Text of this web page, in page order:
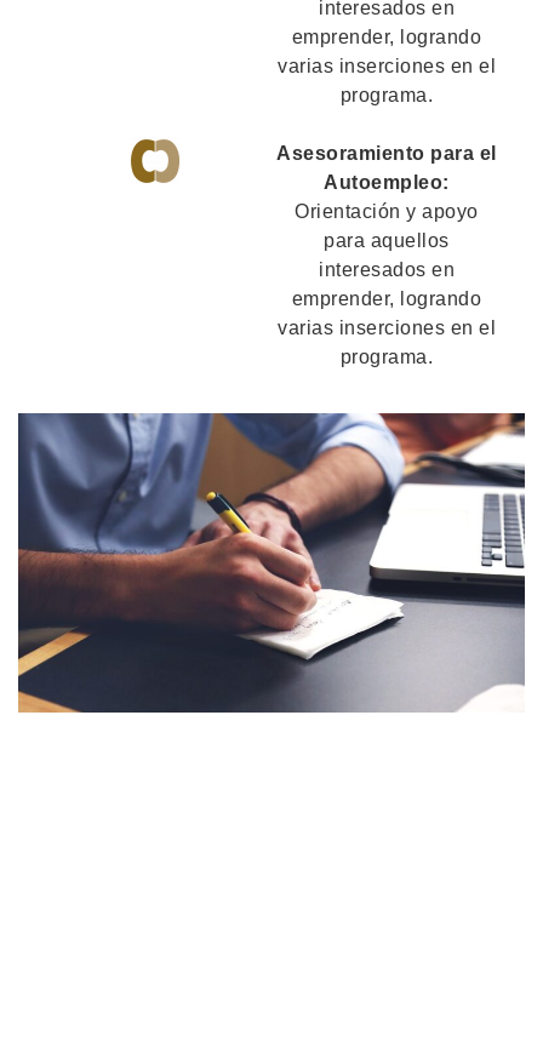
interesados en
emprender, logrando
varias inserciones en el
programa.
Asesoramiento para el
Autoempleo:
Orientación y apoyo
para aquellos
interesados en
emprender, logrando
varias inserciones en el
programa.